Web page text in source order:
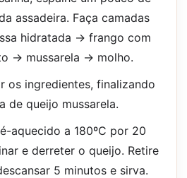
assadeira. Faça camadas
hidratada → frango com
→ mussarela → molho.
os ingredientes, finalizando
de queijo mussarela.
aquecido a 180ºC por 20
e derreter o queijo. Retire
5 minutos e sirva.